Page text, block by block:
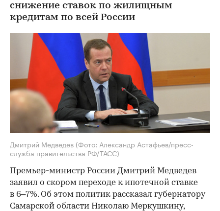
снижение ставок по жилищным
кредитам по всей России
Дмитрий Медведев (Фото: Александр Астафьев/пресс-
служба правительства РФ/ТАСС)
Премьер-министр России Дмитрий Медведев
заявил о скором переходе к ипотечной ставке
в 6–7%. Об этом политик рассказал губернатору
Самарской области Николаю Меркушкину,